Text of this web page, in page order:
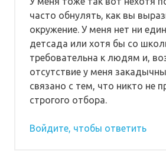
часто обнулять, как вы
окружение. У меня нет ни
детсада или хотя бы со
требовательна к людям и,
отсутствие у меня
связано с тем, что никто не
строгого отбора.
Войдите, чтобы ответить